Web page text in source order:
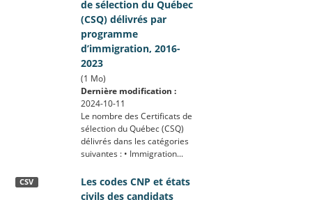
de sélection du Québec
(CSQ) délivrés par
programme
d’immigration, 2016-
2023
(1 Mo)
Dernière modification :
2024-10-11
Le nombre des Certificats de
sélection du Québec (CSQ)
délivrés dans les catégories
suivantes : • Immigration...
Les codes CNP et états
civils des candidats
CSV